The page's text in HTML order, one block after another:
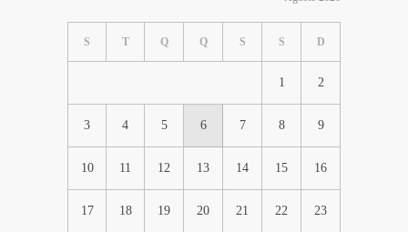
S T Q Q S S D
1 2
3 4 5 6 7 8 9
10 11 12 13 14 15 16
17 18 19 20 21 22 23